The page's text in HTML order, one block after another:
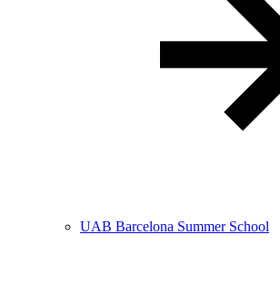
UAB Barcelona Summer School